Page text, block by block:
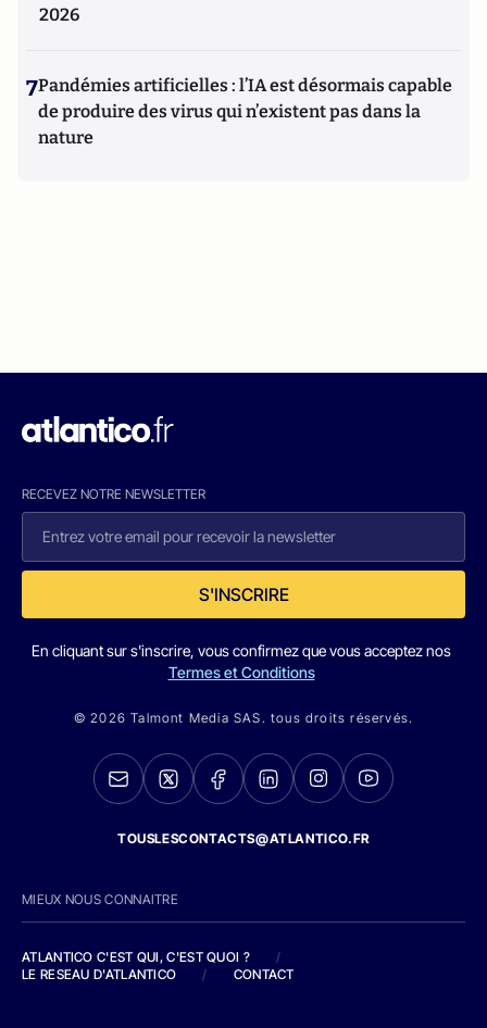
2026
7Pandémies artificielles : l’IA est désormais capable
de produire des virus qui n’existent pas dans la
nature
RECEVEZ NOTRE NEWSLETTER
S'INSCRIRE
En cliquant sur s'inscrire, vous confirmez que vous acceptez nos
Termes et Conditions
© 2026 Talmont Media SAS. tous droits réservés.
TOUSLESCONTACTS@ATLANTICO.FR
MIEUX NOUS CONNAITRE
ATLANTICO C'EST QUI, C'EST QUOI ?
/
LE RESEAU D'ATLANTICO
/ CONTACT